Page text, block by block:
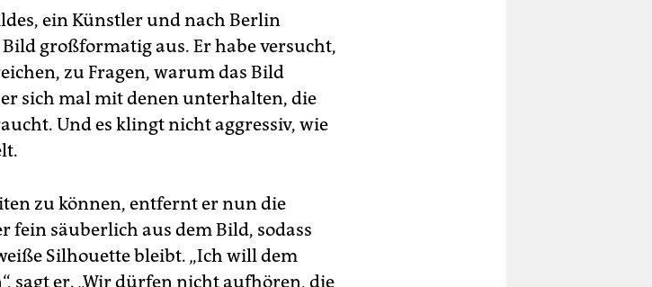
ein Künstler und nach Berlin
großformatig aus. Er habe versucht,
zu Fragen, warum das Bild
sich mal mit denen unterhalten, die
Und es klingt nicht aggressiv, wie
zu können, entfernt er nun die
säuberlich aus dem Bild, sodass
Silhouette bleibt. „Ich will dem
sagt er. „Wir dürfen nicht aufhören, die